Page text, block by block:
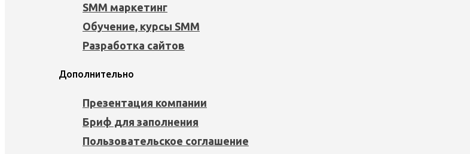
SMM маркетинг
Обучение, курсы SMM
Разработка сайтов
Дополнительно
Презентация компании
Бриф для заполнения
Пользовательское соглашение